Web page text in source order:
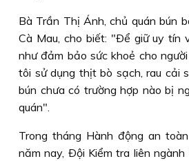
Bà Trần Thị Ánh, chủ quán bún
Cà Mau, cho biết: "Ðể giữ uy tín
như đảm bảo sức khoẻ cho
tôi sử dụng thịt bò sạch, rau cải
bún chưa có trường hợp nào bị
quán".
Trong tháng Hành động an
năm nay, Ðội Kiểm tra liên